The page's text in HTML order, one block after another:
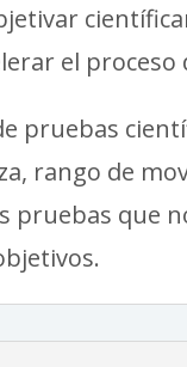
el proceso
pruebas
rango de
pruebas que